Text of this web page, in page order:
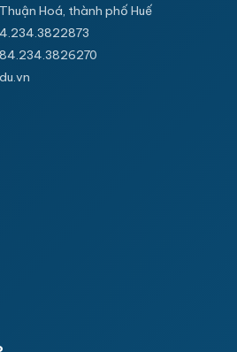
Hoá, thành phố Huế